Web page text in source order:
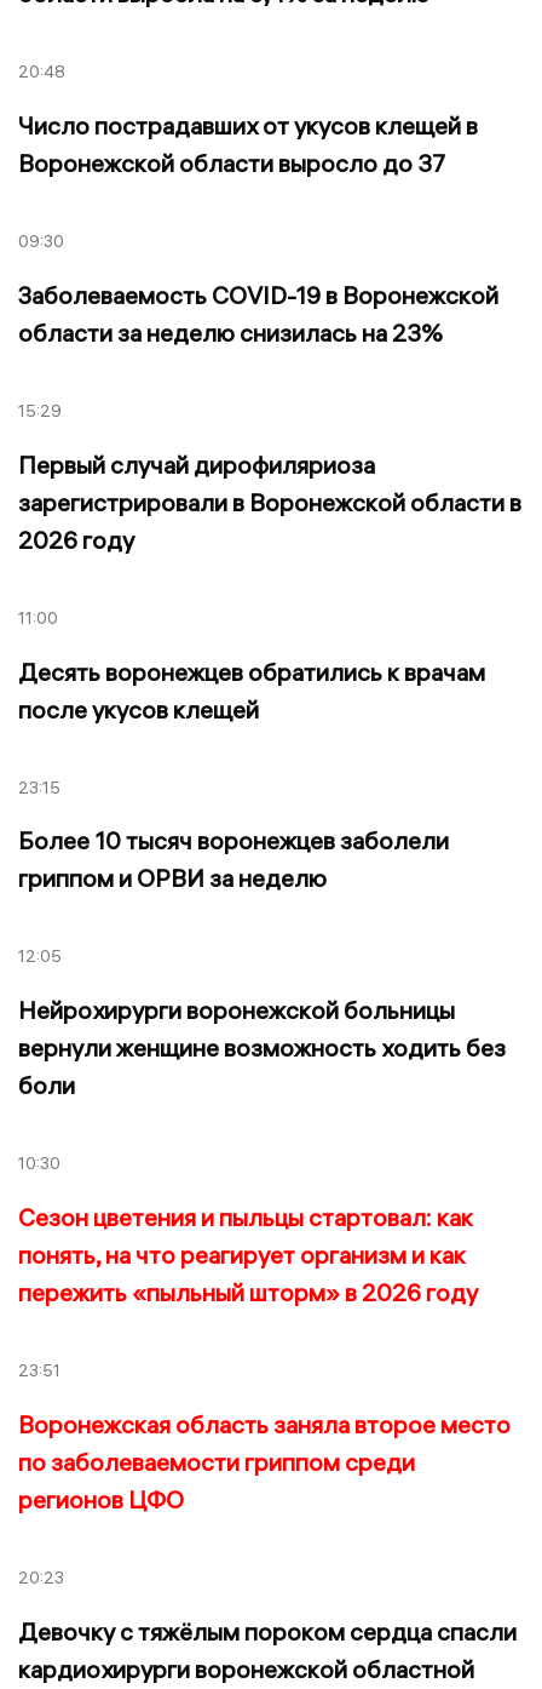
20:48
Число пострадавших от укусов клещей в
Воронежской области выросло до 37
09:30
Заболеваемость COVID-19 в Воронежской
области за неделю снизилась на 23%
15:29
Первый случай дирофиляриоза
зарегистрировали в Воронежской области в
2026 году
11:00
Десять воронежцев обратились к врачам
после укусов клещей
23:15
Более 10 тысяч воронежцев заболели
гриппом и ОРВИ за неделю
12:05
Нейрохирурги воронежской больницы
вернули женщине возможность ходить без
боли
10:30
Сезон цветения и пыльцы стартовал: как
понять, на что реагирует организм и как
пережить «пыльный шторм» в 2026 году
23:51
Воронежская область заняла второе место
по заболеваемости гриппом среди
регионов ЦФО
20:23
Девочку с тяжёлым пороком сердца спасли
кардиохирурги воронежской областной